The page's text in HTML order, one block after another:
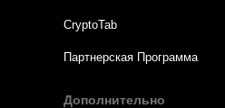
CryptoTab
Партнерская Программа
Дополнительно